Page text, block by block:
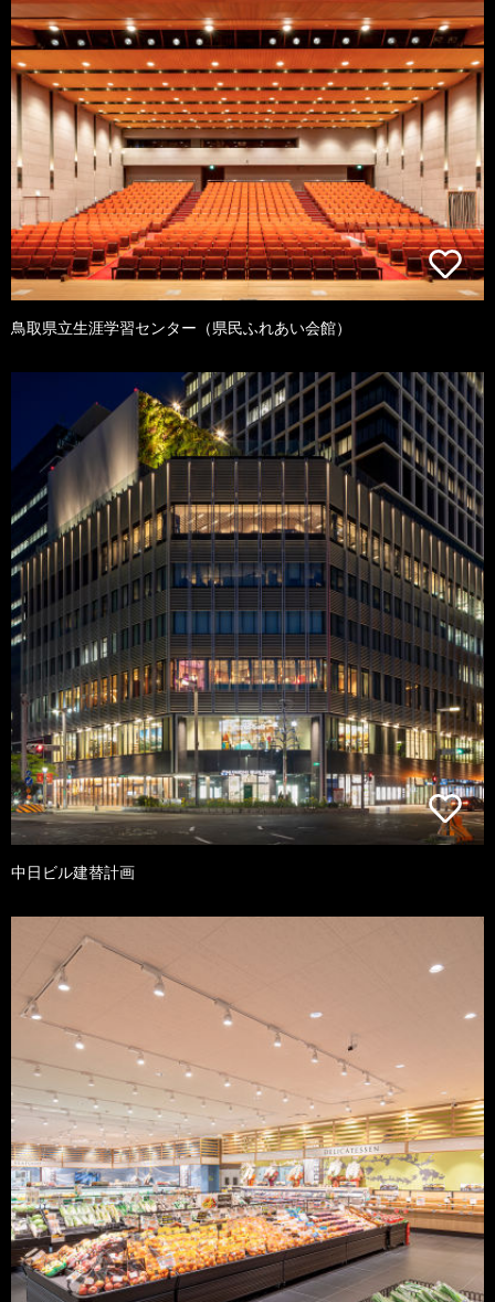
鳥取県立生涯学習センター（県民ふれあい会館）
中日ビル建替計画